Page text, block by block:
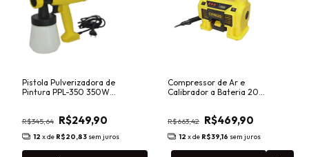
Pistola Pulverizadora de
Pintura PPL-350 350W
R$345,64 R$249,90
12 x de R$20,83 sem juros
Compressor de Ar e
Calibrador a Bateria 20V
R$663,42 R$469,90
12 x de R$39,16 sem juros